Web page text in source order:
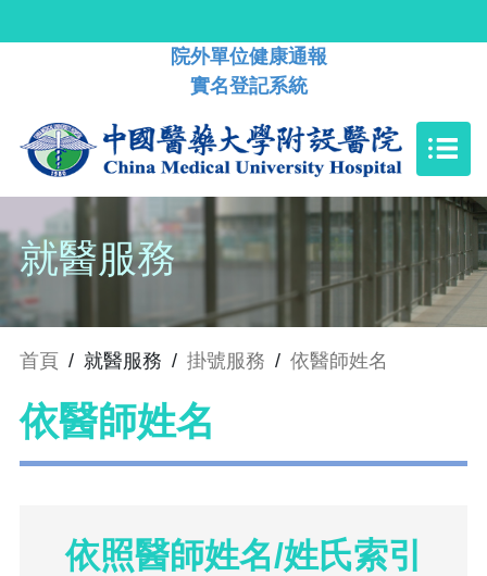
院外單位健康通報
實名登記系統
就醫服務
首頁 / 就醫服務 / 掛號服務 / 依醫師姓名
依醫師姓名
依照醫師姓名/姓氏索引